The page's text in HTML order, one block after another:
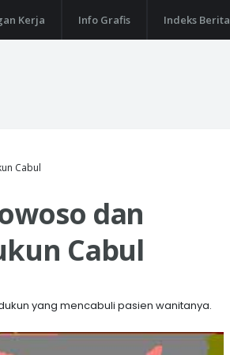
Kerja Info Grafis Indeks Berita
Cabul
dan
Cabul
yang mencabuli pasien wanitanya.